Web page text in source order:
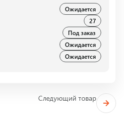
Ожидается
27
Под заказ
Ожидается
Ожидается
Следующий товар